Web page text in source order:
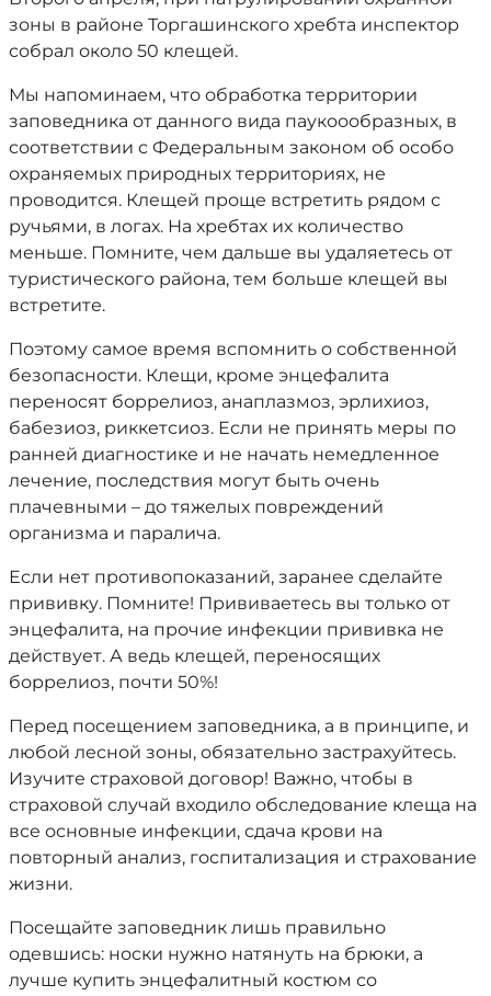
зоны в районе Торгашинского хребта инспектор
собрал около 50 клещей.
Мы напоминаем, что обработка территории
заповедника от данного вида паукоообразных, в
соответствии с Федеральным законом об особо
охраняемых природных территориях, не
проводится. Клещей проще встретить рядом с
ручьями, в логах. На хребтах их количество
меньше. Помните, чем дальше вы удаляетесь от
туристического района, тем больше клещей вы
встретите.
Поэтому самое время вспомнить о собственной
безопасности. Клещи, кроме энцефалита
переносят боррелиоз, анаплазмоз, эрлихиоз,
бабезиоз, риккетсиоз. Если не принять меры по
ранней диагностике и не начать немедленное
лечение, последствия могут быть очень
плачевными – до тяжелых повреждений
организма и паралича.
Если нет противопоказаний, заранее сделайте
прививку. Помните! Прививаетесь вы только от
энцефалита, на прочие инфекции прививка не
действует. А ведь клещей, переносящих
боррелиоз, почти 50%!
Перед посещением заповедника, а в принципе, и
любой лесной зоны, обязательно застрахуйтесь.
Изучите страховой договор! Важно, чтобы в
страховой случай входило обследование клеща на
все основные инфекции, сдача крови на
повторный анализ, госпитализация и страхование
жизни.
Посещайте заповедник лишь правильно
одевшись: носки нужно натянуть на брюки, а
лучше купить энцефалитный костюм со